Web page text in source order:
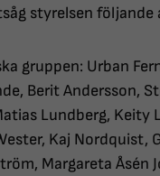
styrelsen följande
gruppen: Urban
Berit Andersson,
Lundberg, Keity
Kaj Nordquist,
Margareta Åsén